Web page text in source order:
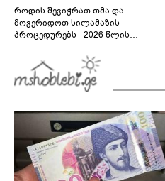
როდის შევიჭრათ თმა და
მოვერიდოთ სილამაზის
პროცედურებს - 2026 წლის
გზამკვლევი